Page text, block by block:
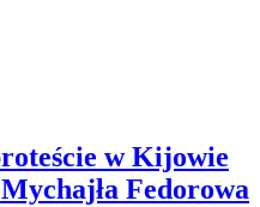
w Kijowie
Fedorowa